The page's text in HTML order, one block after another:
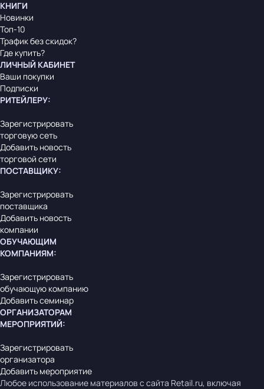
КНИГИ
Новинки
Топ-10
Трафик без скидок?
Где купить?
ЛИЧНЫЙ КАБИНЕТ
Ваши покупки
Подписки
РИТЕЙЛЕРУ:
Зарегистрировать
торговую сеть
Добавить новость
торговой сети
ПОСТАВЩИКУ:
Зарегистрировать
поставщика
Добавить новость
компании
ОБУЧАЮЩИМ
КОМПАНИЯМ:
Зарегистрировать
обучающую компанию
Добавить семинар
ОРГАНИЗАТОРАМ
МЕРОПРИЯТИЙ:
Зарегистрировать
организатора
Добавить мероприятие
Любое использование материалов с сайта Retail.ru, включая